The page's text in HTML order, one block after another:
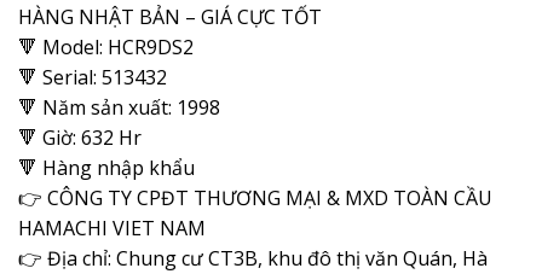
HÀNG NHẬT BẢN – GIÁ CỰC TỐT
🔻 Model: HCR9DS2
🔻 Serial: 513432
🔻 Năm sản xuất: 1998
🔻 Giờ: 632 Hr
🔻 Hàng nhập khẩu
👉 CÔNG TY CPĐT THƯƠNG MẠI & MXD TOÀN CẦU
HAMACHI VIET NAM
👉 Địa chỉ: Chung cư CT3B, khu đô thị văn Quán, Hà